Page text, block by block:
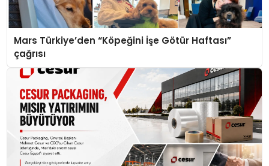
Mars Türkiye’den “Köpeğini İşe Götür Haftası”
çağrısı